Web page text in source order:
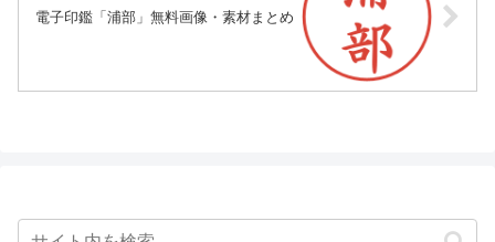
電子印鑑「浦部」無料画像・素材まとめ